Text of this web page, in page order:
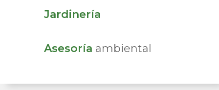
Jardinería
Asesoría ambiental